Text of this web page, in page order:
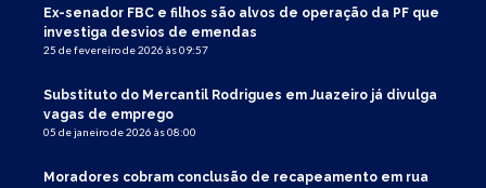
Ex-senador FBC e filhos são alvos de operação da PF que
investiga desvios de emendas
25 de fevereiro de 2026 às 09:57
Substituto do Mercantil Rodrigues em Juazeiro já divulga
vagas de emprego
05 de janeiro de 2026 às 08:00
Moradores cobram conclusão de recapeamento em rua